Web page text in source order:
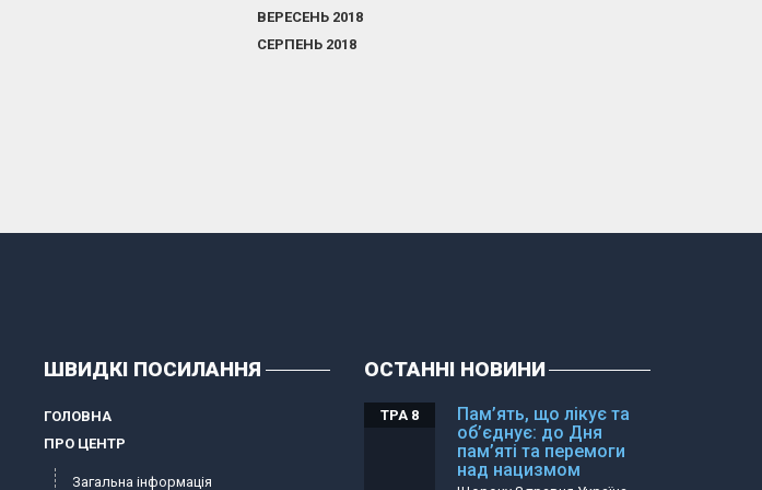
ВЕРЕСЕНЬ 2018
СЕРПЕНЬ 2018
ШВИДКІ ПОСИЛАННЯ
ГОЛОВНА
ПРО ЦЕНТР
Загальна інформація
ОСТАННІ НОВИНИ
Пам’ять, що лікує та
об’єднує: до Дня
пам’яті та перемоги
над нацизмом
ТРА 8